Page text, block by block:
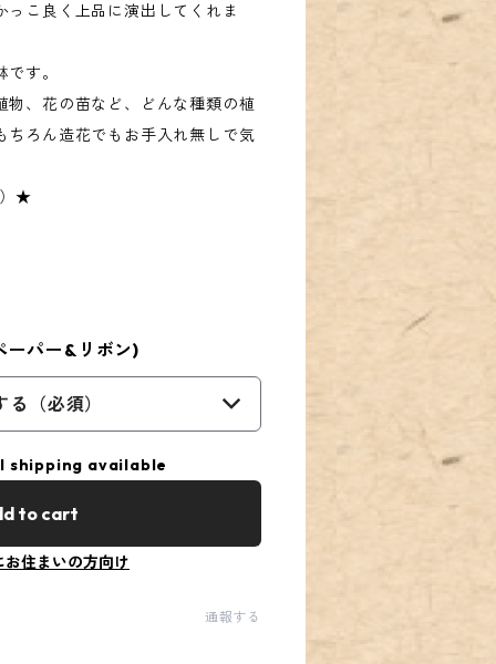
こ良く上品に演出してくれま
す。
物、花の苗など、どんな種類の植
ちろん造花でもお手入れ無しで気
）★
ーパー&リボン)
る（必須）
shipping available
to cart
お住まいの方向け
通報する